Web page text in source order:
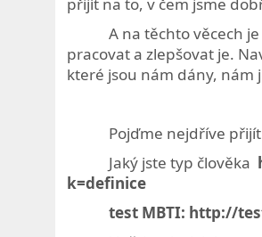
A na těchto věcech
pracovat a zlepšovat je.
které jsou nám dány, nám
Pojďme nejdříve
Jaký jste typ člověka
k=definice
test MBTI: http://